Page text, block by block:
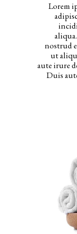
Lorem
nostrud
ut
aute irure
Duis